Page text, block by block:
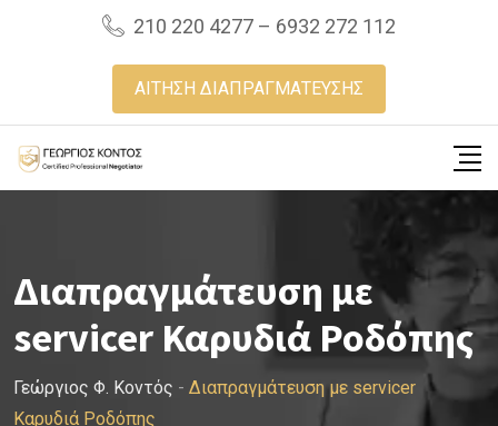
210 220 4277 – 6932 272 112
ΑΙΤΗΣΗ ΔΙΑΠΡΑΓΜΑΤΕΥΣΗΣ
Διαπραγμάτευση με
servicer Καρυδιά Ροδόπης
Γεώργιος Φ. Κοντός - Διαπραγμάτευση με servicer
Καρυδιά Ροδόπης